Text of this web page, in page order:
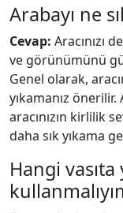
Arabayı ne
Cevap: Aracınızı
ve görünümünü
Genel olarak,
yıkamanız
aracınızın kirlilik
daha sık yıkama
Hangi